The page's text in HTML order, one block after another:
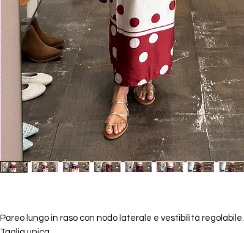
Pareo lungo in raso con nodo laterale e vestibilità regolabile.